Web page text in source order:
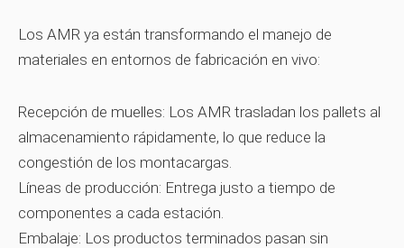
Los AMR ya están transformando el manejo de
materiales en entornos de fabricación en vivo:
Recepción de muelles: Los AMR trasladan los pallets al
almacenamiento rápidamente, lo que reduce la
congestión de los montacargas.
Líneas de producción: Entrega justo a tiempo de
componentes a cada estación.
Embalaje: Los productos terminados pasan sin